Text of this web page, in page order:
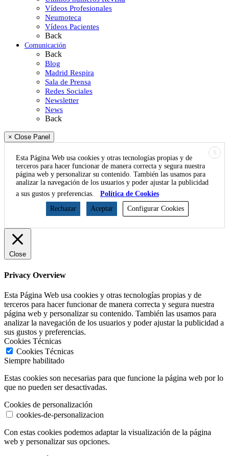
Vídeos Profesionales
Neumoteca
Vídeos Pacientes
Back
Comunicación
Back
Blog
Madrid Respira
Sala de Prensa
Redes Sociales
Newsletter
News
Back
× Close Panel
X
Esta Página Web usa cookies y otras tecnologías propias y de
terceros para hacer funcionar de manera correcta y segura nuestra
página web y personalizar su contenido. También las usamos para
analizar la navegación de los usuarios y poder ajustar la publicidad
a sus gustos y preferencias.
Política de Cookies
Rechazar
Aceptar Configurar Cookies
Close
Privacy Overview
Esta Página Web usa cookies y otras tecnologías propias y de
terceros para hacer funcionar de manera correcta y segura nuestra
página web y personalizar su contenido. También las usamos para
analizar la navegación de los usuarios y poder ajustar la publicidad a
sus gustos y preferencias.
Cookies Técnicas
Cookies Técnicas
Siempre habilitado
Estas cookies son necesarias para que funcione la página web por lo
que no pueden ser desactivadas.
Cookies de personalización
cookies-de-personalizacion
Con estas cookies podemos adaptar la visualización de la página
web y personalizar sus opciones.